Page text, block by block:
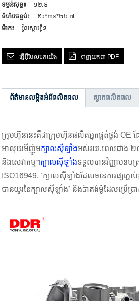
ទម្ងន់សុទ្ធ៖
១២.៩
ទំហំវេចខ្ចប់៖
៥០*៣១*២៦.៧
ម៉ាក៖
វ៉ូលស្កាហ្គិន
ផ្ញើអ៊ីមែលមកយើង ទាញយកជា PDF
ព័ត៌មានលម្អិតអំពីផលិតផល ស្លាកផលិតផល
ក្រុមហ៊ុននេះគឺជាក្រុមហ៊ុនផលិតអ្នកផ្គត់ផ្គង់ OE ដ
អាលុយមីញ៉ូមក្បាលស៊ីឡាំងអស់រយៈពេលជាង ២
និងសេវាកម្ម។ក្បាលស៊ីឡាំងទទួលបានវិញ្ញាបនបត្រ
ISO16949, “ក្បាលស៊ីឡាំងដែលមានការផ្សាភ្ជា
បានយូរនៃក្បាលស៊ីឡាំង” និងប៉ាតង់ម៉ូដែលប្រើប្